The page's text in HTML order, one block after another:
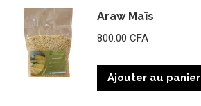
Araw Maïs
800.00 CFA
Ajouter au panier